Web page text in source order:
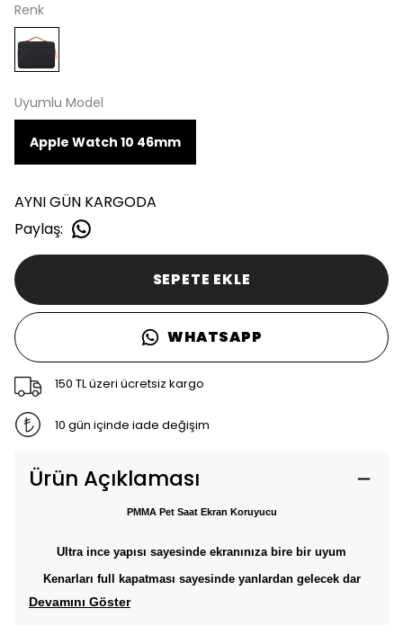
Renk
Uyumlu Model
Apple Watch 10 46mm
AYNI GÜN KARGODA
Paylaş:
SEPETE EKLE
WHATSAPP
150 TL üzeri ücretsiz kargo
10 gün içinde iade değişim
Ürün Açıklaması
PMMA Pet Saat Ekran Koruyucu
Ultra ince yapısı sayesinde ekranınıza bire bir uyum
Kenarları full kapatması sayesinde yanlardan gelecek dar
Devamını Göster